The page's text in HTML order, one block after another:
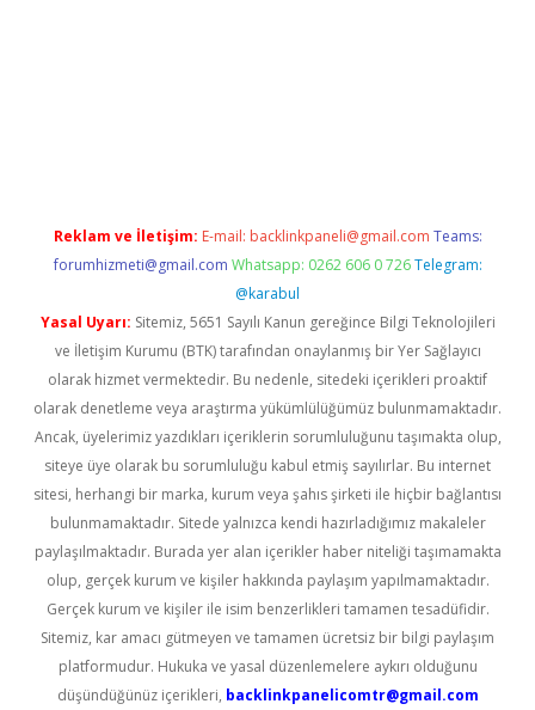
Reklam ve İletişim: E-mail: backlinkpaneli@gmail.com Teams:
forumhizmeti@gmail.com Whatsapp: 0262 606 0 726 Telegram:
@karabul
Yasal Uyarı: Sitemiz, 5651 Sayılı Kanun gereğince Bilgi Teknolojileri
ve İletişim Kurumu (BTK) tarafından onaylanmış bir Yer Sağlayıcı
olarak hizmet vermektedir. Bu nedenle, sitedeki içerikleri proaktif
olarak denetleme veya araştırma yükümlülüğümüz bulunmamaktadır.
Ancak, üyelerimiz yazdıkları içeriklerin sorumluluğunu taşımakta olup,
siteye üye olarak bu sorumluluğu kabul etmiş sayılırlar. Bu internet
sitesi, herhangi bir marka, kurum veya şahıs şirketi ile hiçbir bağlantısı
bulunmamaktadır. Sitede yalnızca kendi hazırladığımız makaleler
paylaşılmaktadır. Burada yer alan içerikler haber niteliği taşımamakta
olup, gerçek kurum ve kişiler hakkında paylaşım yapılmamaktadır.
Gerçek kurum ve kişiler ile isim benzerlikleri tamamen tesadüfidir.
Sitemiz, kar amacı gütmeyen ve tamamen ücretsiz bir bilgi paylaşım
platformudur. Hukuka ve yasal düzenlemelere aykırı olduğunu
düşündüğünüz içerikleri, backlinkpanelicomtr@gmail.com